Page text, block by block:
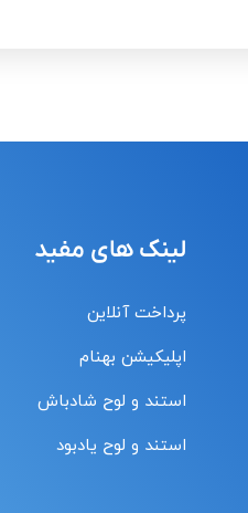
لینک های مفید
پرداخت آنلاین
اپلیکیشن بهنام
استند و لوح شادباش
استند و لوح یادبود